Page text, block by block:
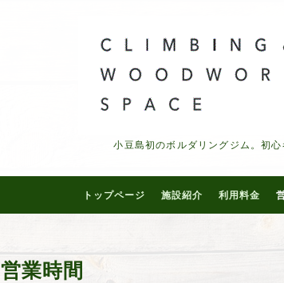
小豆島初のボルダリングジム。初
トップページ 施設紹介 利用料金
営業時間